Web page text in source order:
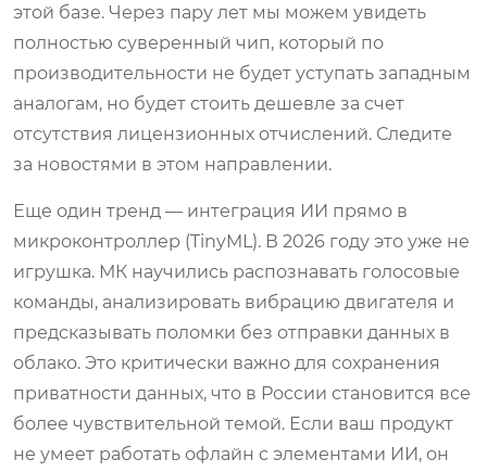
этой базе. Через пару лет мы можем увидеть
полностью суверенный чип, который по
производительности не будет уступать западным
аналогам, но будет стоить дешевле за счет
отсутствия лицензионных отчислений. Следите
за новостями в этом направлении.
Еще один тренд — интеграция ИИ прямо в
микроконтроллер (TinyML). В 2026 году это уже не
игрушка. МК научились распознавать голосовые
команды, анализировать вибрацию двигателя и
предсказывать поломки без отправки данных в
облако. Это критически важно для сохранения
приватности данных, что в России становится все
более чувствительной темой. Если ваш продукт
не умеет работать офлайн с элементами ИИ, он